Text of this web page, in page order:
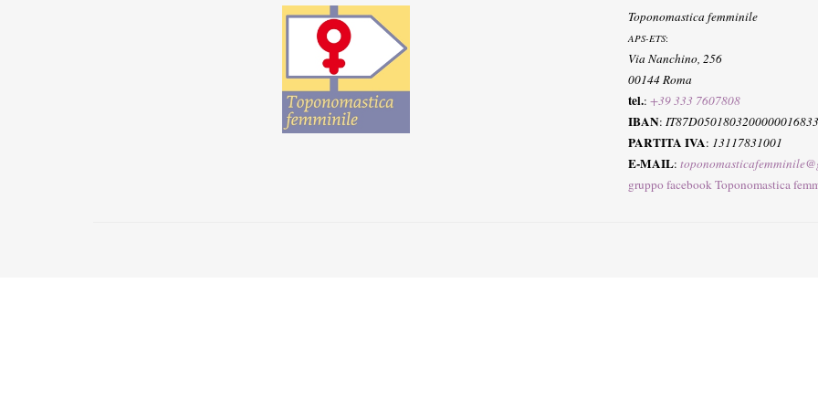
Toponomastica femminile
APS-ETS:
Via Nanchino, 256
00144 Roma
tel.: +39 333 7607808
IBAN:
PARTITA IVA: 13117831001
E-MAIL:
gruppo facebook Toponomastica